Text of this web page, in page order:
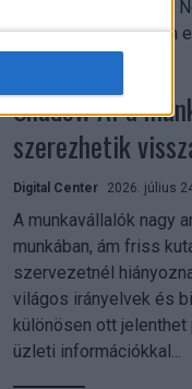
– írja a Broadband TV
az átlagos nézőszám
Shadow AI a
szerezhetik
Digital Center 2026. július
A munkavállalók nagy
munkában, ám friss
szervezetnél
világos irányelvek és
különösen ott
üzleti információkkal...